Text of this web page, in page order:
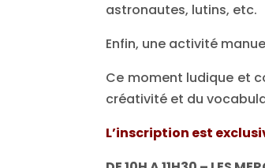
astronautes, lutins, etc.
Enfin, une activité
Ce moment ludique et
créativité et du
L’inscription est